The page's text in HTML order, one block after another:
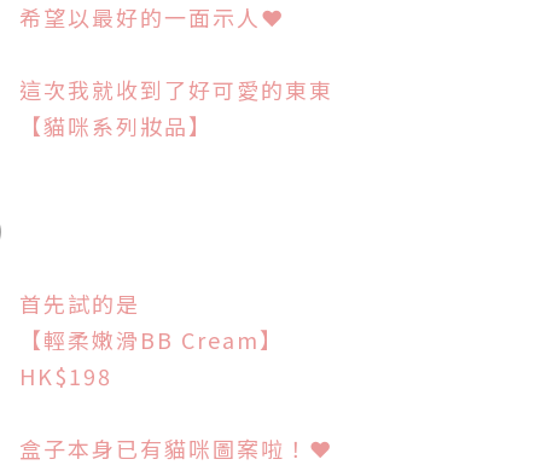
希望以最好的一面示人 ❤
這次我就收到了好可愛的東東
【貓咪系列妝品】
首先試的是
【輕柔嫩滑BB Cream】
HK$198
盒子本身已有貓咪圖案啦！ ❤